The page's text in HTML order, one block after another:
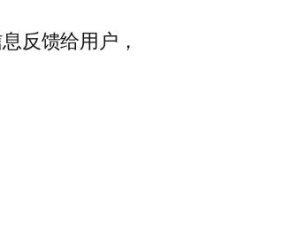
反馈给用户，